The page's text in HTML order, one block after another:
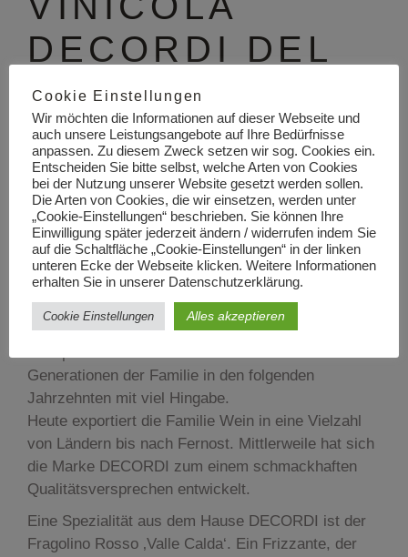
DECORDI DEL
BORGO
Das Weingut Vinicola Decordi hat seinen Ursprung
in einer in einer alten Familientaverne in Cremona
(eine Stadt mit berühmter Geigenbau-Tradition), in
der Qurico Decordi der Erste, eigenen Hauswein zu
traditionell italienischer Küche servierte. Alles
begann mit eigenen kleinen Fässern Rotwein aus
Fortana, Ancelotta und Lambrusco für die Gäste
des Hauses. Aus dem reinen Verkauf des Weins
wurde Faszination und Neugier für die
Generationen der Familie in den folgenden
Jahrzehnten mit viel Hingabe.
Heute exportiert die Familie Wein in eine Vielzahl
von Ländern bis nach Fernost. Mittlerweile hat sich
die Marke DECORDI zum einem schmackhaften
Qualitätsversprechen entwickelt.
Eine Spezialität aus dem Hause DECORDI ist der
Fragolino Rosso ‚Valle Calda‘. Ein Frizzante, der
Cookie Einstellungen
Wir möchten die Informationen auf dieser Webseite und
auch unsere Leistungsangebote auf Ihre Bedürfnisse
anpassen. Zu diesem Zweck setzen wir sog. Cookies ein.
Entscheiden Sie bitte selbst, welche Arten von Cookies
bei der Nutzung unserer Website gesetzt werden sollen.
Die Arten von Cookies, die wir einsetzen, werden unter
„Cookie-Einstellungen“ beschrieben. Sie können Ihre
Einwilligung später jederzeit ändern / widerrufen indem Sie
auf die Schaltfläche „Cookie-Einstellungen“ in der linken
unteren Ecke der Webseite klicken. Weitere Informationen
erhalten Sie in unserer Datenschutzerklärung.
Cookie Einstellungen Alles akzeptieren